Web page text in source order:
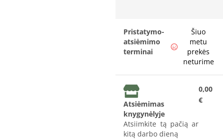
Pristatymo-
atsiėmimo
terminai
Šiuo
metu
prekės
neturime
Atsiėmimas
knygynėlyje
Atsiimkite tą pačią ar
kitą darbo dieną
0,00
€